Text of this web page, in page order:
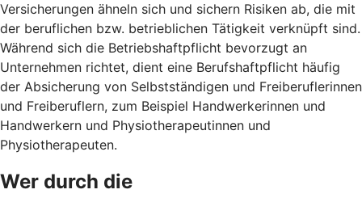
Versicherungen ähneln sich und sichern Risiken ab, die mit
der beruflichen bzw. betrieblichen Tätigkeit verknüpft sind.
Während sich die Betriebshaftpflicht bevorzugt an
Unternehmen richtet, dient eine Berufshaftpflicht häufig
der Absicherung von Selbstständigen und Freiberuflerinnen
und Freiberuflern, zum Beispiel Handwerkerinnen und
Handwerkern und Physiotherapeutinnen und
Physiotherapeuten.
Wer durch die